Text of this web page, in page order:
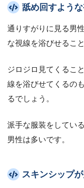
舐め回すよう
通りすがりに見る男
な視線を浴びせるこ
ジロジロ見てくるこ
線を浴びせてくるの
るでしょう。
派手な服装をしてい
男性は多いです。
スキンシップ